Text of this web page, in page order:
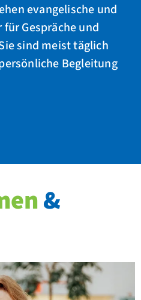
evangelische und
Gespräche und
sind meist täglich
Begleitung
&